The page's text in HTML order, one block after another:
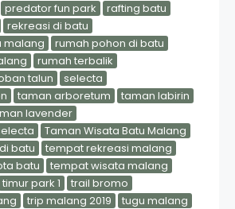
predator fun park
rafting batu
rekreasi di batu
malang
rumah pohon di batu
rumah terbalik
talun
selecta
taman arboretum
taman labirin
lavender
Taman Wisata Batu Malang
batu
tempat rekreasi malang
batu
tempat wisata malang
timur park 1
trail bromo
trip malang 2019
tugu malang